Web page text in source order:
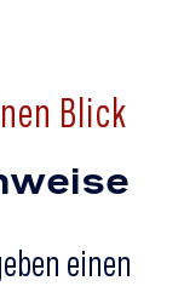
Blick
einen